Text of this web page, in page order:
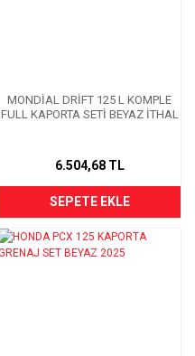
MONDİAL DRİFT 125 L KOMPLE
FULL KAPORTA SETİ BEYAZ İTHAL
6.504,68 TL
SEPETE EKLE